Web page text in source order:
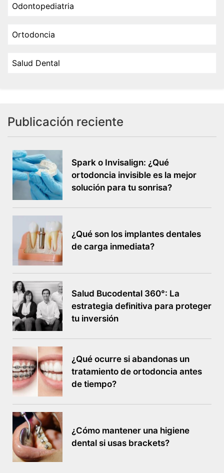
Odontopediatria
Ortodoncia
Salud Dental
Publicación reciente
Spark o Invisalign: ¿Qué
ortodoncia invisible es la mejor
solución para tu sonrisa?
¿Qué son los implantes dentales
de carga inmediata?
Salud Bucodental 360°: La
estrategia definitiva para proteger
tu inversión
¿Qué ocurre si abandonas un
tratamiento de ortodoncia antes
de tiempo?
¿Cómo mantener una higiene
dental si usas brackets?